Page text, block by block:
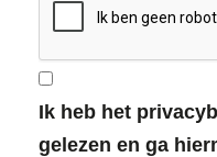
Ik heb het
gelezen en ga